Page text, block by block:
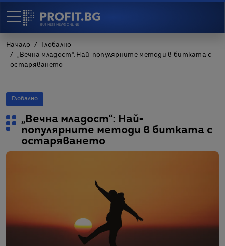
Начало
Глобално
„Вечна младост“: Най-популярните методи в битката с
остаряването
Глобално
„Вечна младост“: Най-
популярните методи в битката с
остаряването